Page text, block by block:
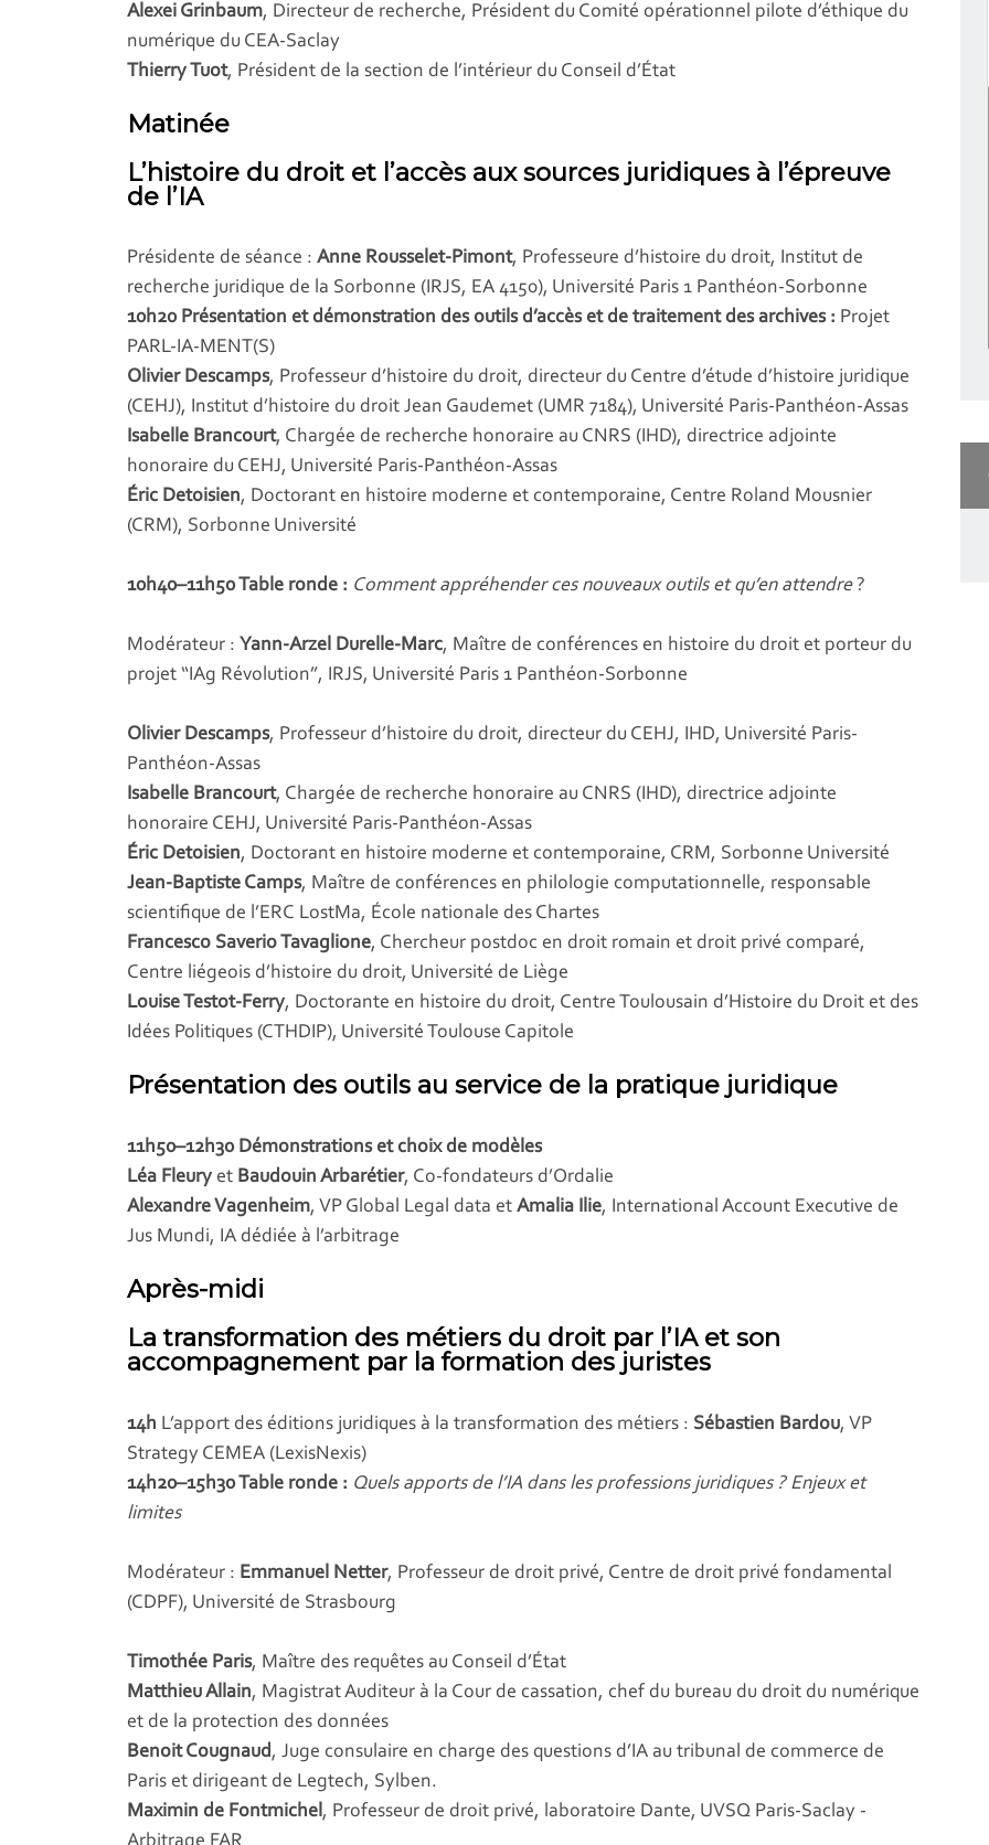
Alexei Grinbaum, Directeur de recherche, Président du Comité opérationnel pilote d’éthique du
numérique du CEA-Saclay
Thierry Tuot, Président de la section de l’intérieur du Conseil d’État
Matinée
L’histoire du droit et l’accès aux sources juridiques à l’épreuve
de l’IA
Présidente de séance : Anne Rousselet-Pimont, Professeure d’histoire du droit, Institut de
recherche juridique de la Sorbonne (IRJS, EA 4150), Université Paris 1 Panthéon-Sorbonne
10h20 Présentation et démonstration des outils d’accès et de traitement des archives : Projet
PARL-IA-MENT(S)
Olivier Descamps, Professeur d’histoire du droit, directeur du Centre d’étude d’histoire juridique
(CEHJ), Institut d’histoire du droit Jean Gaudemet (UMR 7184), Université Paris-Panthéon-Assas
Isabelle Brancourt, Chargée de recherche honoraire au CNRS (IHD), directrice adjointe
honoraire du CEHJ, Université Paris-Panthéon-Assas
Éric Detoisien, Doctorant en histoire moderne et contemporaine, Centre Roland Mousnier
(CRM), Sorbonne Université
10h40–11h50 Table ronde : Comment appréhender ces nouveaux outils et qu’en attendre?
Modérateur : Yann-Arzel Durelle-Marc, Maître de conférences en histoire du droit et porteur du
projet “IAg Révolution”, IRJS, Université Paris 1 Panthéon-Sorbonne
Olivier Descamps, Professeur d’histoire du droit, directeur du CEHJ, IHD, Université Paris-
Panthéon-Assas
Isabelle Brancourt, Chargée de recherche honoraire au CNRS (IHD), directrice adjointe
honoraire CEHJ, Université Paris-Panthéon-Assas
Éric Detoisien, Doctorant en histoire moderne et contemporaine, CRM, Sorbonne Université
Jean-Baptiste Camps, Maître de conférences en philologie computationnelle, responsable
scientifique de l’ERC LostMa, École nationale des Chartes
Francesco Saverio Tavaglione, Chercheur postdoc en droit romain et droit privé comparé,
Centre liégeois d’histoire du droit, Université de Liège
Louise Testot-Ferry, Doctorante en histoire du droit, Centre Toulousain d’Histoire du Droit et des
Idées Politiques (CTHDIP), Université Toulouse Capitole
Présentation des outils au service de la pratique juridique
11h50–12h30 Démonstrations et choix de modèles
Léa Fleury et Baudouin Arbarétier, Co-fondateurs d’Ordalie
Alexandre Vagenheim, VP Global Legal data et Amalia Ilie, International Account Executive de
Jus Mundi, IA dédiée à l’arbitrage
Après-midi
La transformation des métiers du droit par l’IA et son
accompagnement par la formation des juristes
14h L’apport des éditions juridiques à la transformation des métiers : Sébastien Bardou, VP
Strategy CEMEA (LexisNexis)
14h20–15h30 Table ronde : Quels apports de l’IA dans les professions juridiques ? Enjeux et
limites
Modérateur : Emmanuel Netter, Professeur de droit privé, Centre de droit privé fondamental
(CDPF), Université de Strasbourg
Timothée Paris, Maître des requêtes au Conseil d’État
Matthieu Allain, Magistrat Auditeur à la Cour de cassation, chef du bureau du droit du numérique
et de la protection des données
Benoit Cougnaud, Juge consulaire en charge des questions d’IA au tribunal de commerce de
Paris et dirigeant de Legtech, Sylben.
Maximin de Fontmichel, Professeur de droit privé, laboratoire Dante, UVSQ Paris-Saclay -